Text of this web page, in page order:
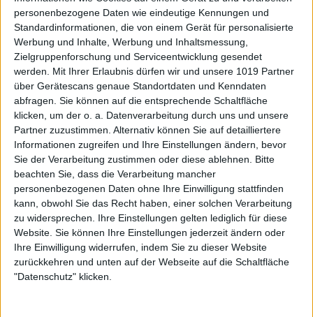
personenbezogene Daten wie eindeutige Kennungen und
Standardinformationen, die von einem Gerät für personalisierte
Werbung und Inhalte, Werbung und Inhaltsmessung,
Zielgruppenforschung und Serviceentwicklung gesendet
werden.
Mit Ihrer Erlaubnis dürfen wir und unsere 1019 Partner
über Gerätescans genaue Standortdaten und Kenndaten
abfragen. Sie können auf die entsprechende Schaltfläche
klicken, um der o. a. Datenverarbeitung durch uns und unsere
Partner zuzustimmen. Alternativ können Sie auf detailliertere
Informationen zugreifen und Ihre Einstellungen ändern, bevor
Sie der Verarbeitung zustimmen oder diese ablehnen.
Bitte
beachten Sie, dass die Verarbeitung mancher
personenbezogenen Daten ohne Ihre Einwilligung stattfinden
kann, obwohl Sie das Recht haben, einer solchen Verarbeitung
zu widersprechen. Ihre Einstellungen gelten lediglich für diese
Website. Sie können Ihre Einstellungen jederzeit ändern oder
Ihre Einwilligung widerrufen, indem Sie zu dieser Website
zurückkehren und unten auf der Webseite auf die Schaltfläche
"Datenschutz" klicken.